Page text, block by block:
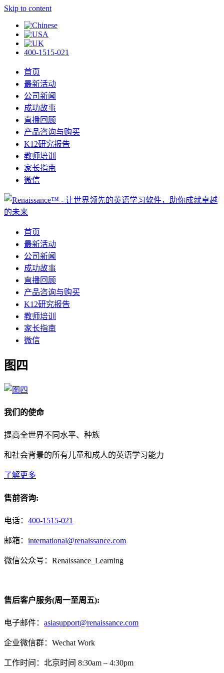
Skip to content
400-1515-021
首页
最新活动
公司新闻
成功故事
直播回顾
产品咨询与购买
K12研究报告
教师培训
家长指南
微信
首页
最新活动
公司新闻
成功故事
直播回顾
产品咨询与购买
K12研究报告
教师培训
家长指南
微信
图四
我们的使命
提高全世界不同水平、种族
和社会背景的所有儿童和成人的英语学习能力
了解更多
售前咨询:
电话： 400-1515-021
邮箱： international@renaissance.com
微信公众号：Renaissance_Learning
售后客户服务(周一至周五):
电子邮件： asiasupport@renaissance.com
企业微信群：Wechat Work
工作时间：北京时间 8:30am – 4:30pm